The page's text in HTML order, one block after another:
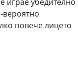
вероятно
повече лицето